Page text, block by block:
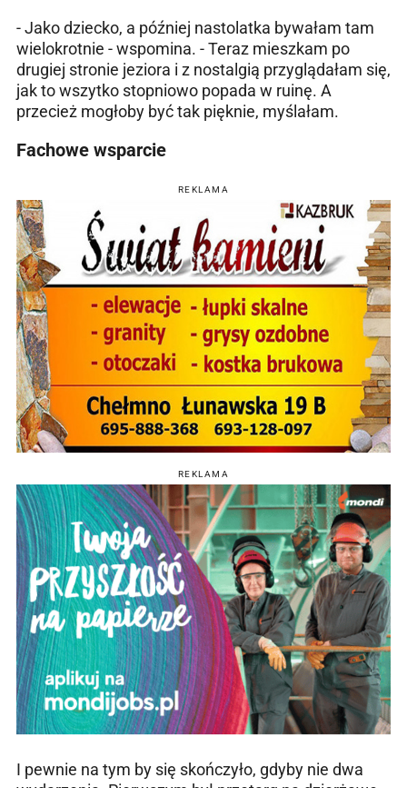
- Jako dziecko, a później nastolatka bywałam tam
wielokrotnie - wspomina. - Teraz mieszkam po
drugiej stronie jeziora i z nostalgią przyglądałam się,
jak to wszytko stopniowo popada w ruinę. A
przecież mogłoby być tak pięknie, myślałam.
Fachowe wsparcie
REKLAMA
REKLAMA
I pewnie na tym by się skończyło, gdyby nie dwa